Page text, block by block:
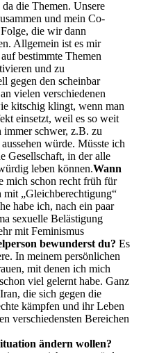
die Themen. Unsere
und mein Co-
die wir dann
Allgemein ist es mir
bestimmte Themen
und zu
gegen den scheinbar
vielen verschiedenen
kitschig klingt, wenn man
einsetzt, weil es so weit
immer schwer, z.B. zu
würde. Müsste ich
Gesellschaft, in der alle
leben können.Wann
mich schon recht früh für
„Gleichberechtigung“
habe ich, nach ein paar
sexuelle Belästigung
mit Feminismus
bewunderst du? Es
In meinem persönlichen
mit denen ich mich
viel gelernt habe. Ganz
die sich gegen die
kämpfen und ihr Leben
verschiedensten Bereichen
ändern wollen?